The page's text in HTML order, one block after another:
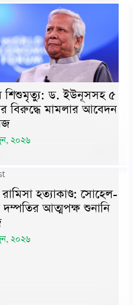
শিশুমৃত্যু: ড. ইউনূসসহ ৫
বিরুদ্ধে মামলার আবেদন
২০২৬
হত্যাকাণ্ড: সোহেল-
দম্পতির আত্মপক্ষ শুনানি
২০২৬